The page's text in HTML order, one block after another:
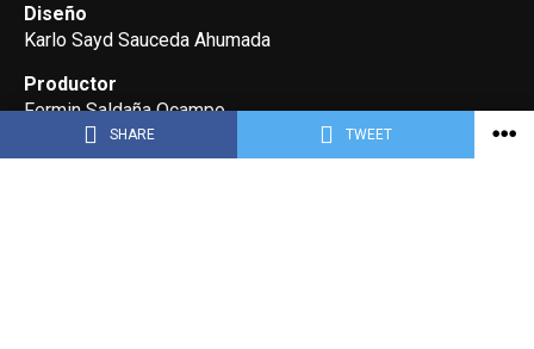
SHARE TWEET
Diseño
Karlo Sayd Sauceda Ahumada
Productor
Fermin Saldaña Ocampo